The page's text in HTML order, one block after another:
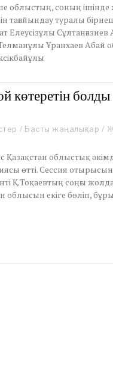
облыстың, соның ішінде
тағайындау туралы
Елеусізұлы
Ұранхаев Абай
көтеретін болды
/ Басты жаңалықтар /
Қазақстан облыстық
өтті. Сессия
Қ.Тоқаевтың соңғы
облысын екіге бөліп,